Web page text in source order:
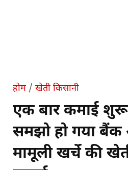
होम / खेती किसानी
एक बार कमाई शुरू
समझो हो गया
मामूली खर्चे की